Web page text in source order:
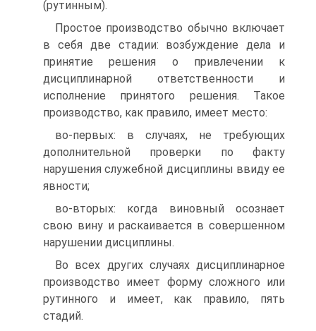
(рутинным).
Простое производство обычно включает
в себя две стадии: возбуждение дела и
принятие решения о привлечении к
дисциплинарной ответственности и
исполнение принятого решения. Такое
производство, как правило, имеет место:
во-первых: в случаях, не требующих
дополнительной проверки по факту
нарушения служебной дисциплины ввиду ее
явности;
во-вторых: когда виновный осознает
свою вину и раскаивается в совершенном
нарушении дисциплины.
Во всех других случаях дисциплинарное
производство имеет форму сложного или
рутинного и имеет, как правило, пять
стадий.